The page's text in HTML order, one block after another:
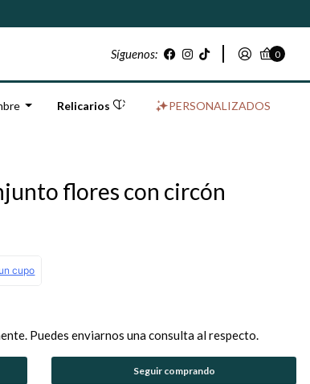
Síguenos: 0
Relicarios PERSONALIZADOS
flores con circón
Puedes enviarnos una consulta al respecto.
Seguir comprando